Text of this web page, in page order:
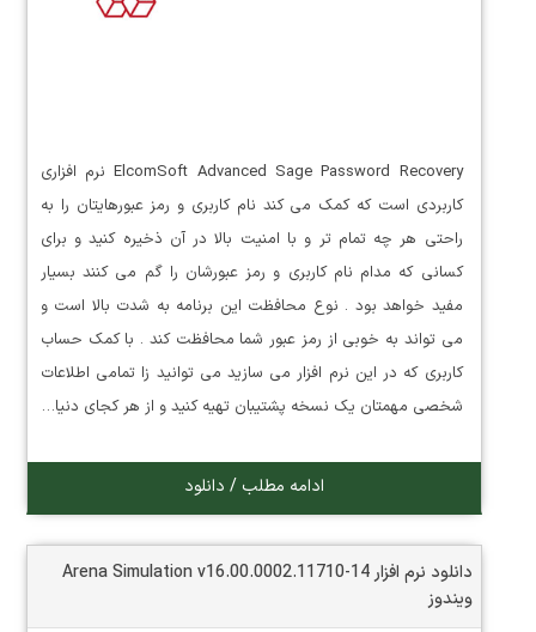
ElcomSoft Advanced Sage Password Recovery نرم افزاری
کاربردی است که کمک می کند نام کاربری و رمز عبورهایتان را به
راحتی هر چه تمام تر و با امنیت بالا در آن ذخیره کنید و برای
کسانی که مدام نام کاربری و رمز عبورشان را گم می کنند بسیار
مفید خواهد بود . نوع محافظت این برنامه به شدت بالا است و
می تواند به خوبی از رمز عبور شما محافظت کند . با کمک حساب
کاربری که در این نرم افزار می سازید می توانید زا تمامی اطلاعات
شخصی مهمتان یک نسخه پشتیبان تهیه کنید و از هر کجای دنیا…
ادامه مطلب / دانلود
دانلود نرم افزار Arena Simulation v16.00.0002.11710-14
ویندوز